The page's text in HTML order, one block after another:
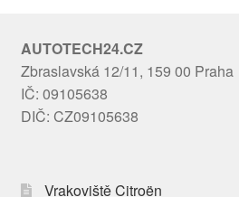
AUTOTECH24.CZ
Zbraslavská 12/11, 159 00 Praha
IČ: 09105638
DIČ: CZ09105638
Vrakoviště Citroën